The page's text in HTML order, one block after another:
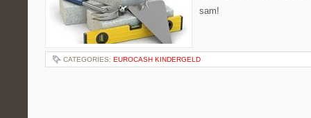
sam!
CATEGORIES: EUROCASH KINDERGELD